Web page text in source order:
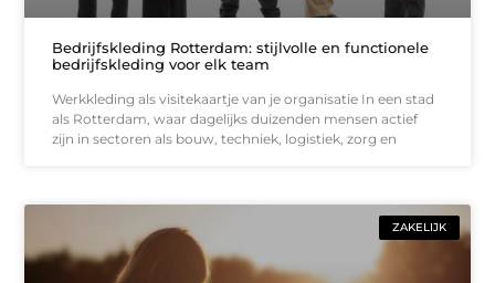
Bedrijfskleding Rotterdam: stijlvolle en functionele
bedrijfskleding voor elk team
Werkkleding als visitekaartje van je organisatie In een stad
als Rotterdam, waar dagelijks duizenden mensen actief
zijn in sectoren als bouw, techniek, logistiek, zorg en
ZAKELIJK